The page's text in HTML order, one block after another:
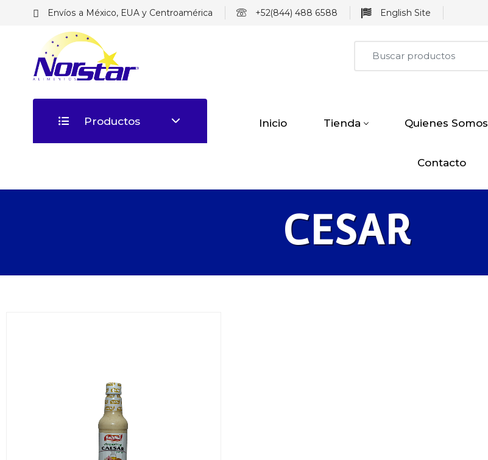
Envíos a México, EUA y Centroamérica +52(844) 488 6588 English Site
Productos Inicio Tienda Quienes Somos
Contacto
CESAR